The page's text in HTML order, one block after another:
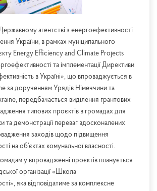
агентстві з енергоефективності
України, в рамках муніципального
Energy Efficiency and Climate Projects
та імплементації Директиви
в Україні», що впроваджується в
за дорученням Урядів Німеччини та
передбачається виділення грантових
типових проєктів в громадах для
та демонстрації переваг вдосконалених
заходів щодо підвищення
на об’єктах комунальної власності.
у впровадженні проєктів планується
організації «Школа
яка відповідатиме за комплексне